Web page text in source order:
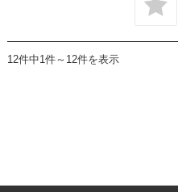
12件中1件～12件を表示